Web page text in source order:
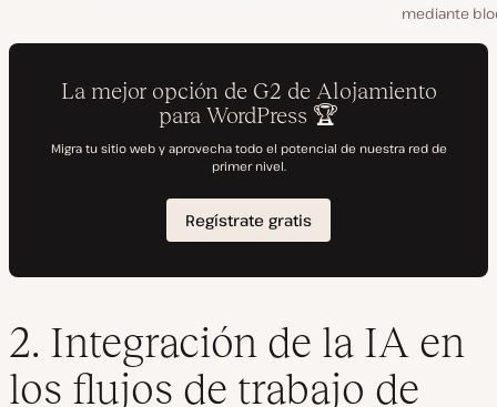
mediante
2. Integración de la IA en
los flujos de trabajo de